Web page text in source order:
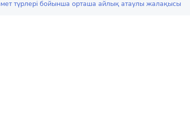
түрлері бойынша орташа айлық атаулы жалақысы